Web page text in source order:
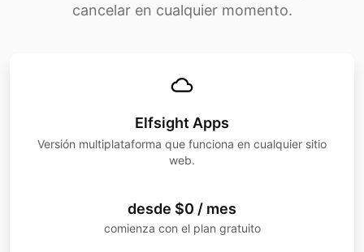
cancelar en cualquier momento.
Elfsight Apps
Versión multiplataforma que funciona en cualquier sitio
web.
desde $0 / mes
comienza con el plan gratuito